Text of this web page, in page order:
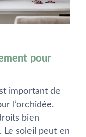
pour
important de
l’orchidée.
bien
Le soleil peut en